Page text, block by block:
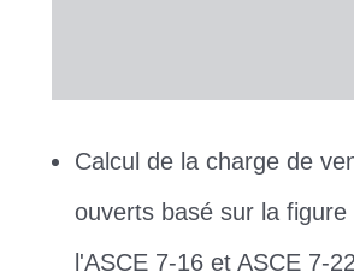
Calcul de la charge de
ouverts basé sur la
l'ASCE 7-16 et ASCE 7-